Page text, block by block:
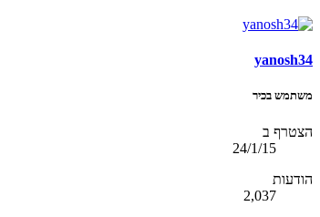
yanosh34
משתמש בכיר
הצטרף ב
24/1/15
הודעות
2,037